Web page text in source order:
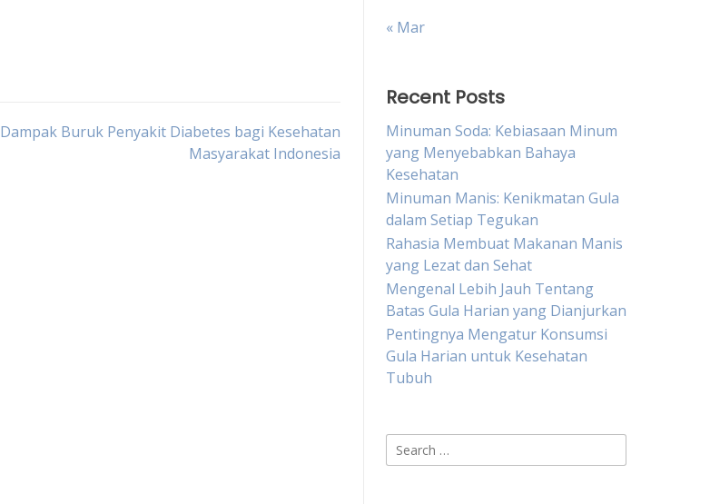
Dampak Buruk Penyakit Diabetes bagi Kesehatan
Masyarakat Indonesia
« Mar
Recent Posts
Minuman Soda: Kebiasaan Minum
yang Menyebabkan Bahaya
Kesehatan
Minuman Manis: Kenikmatan Gula
dalam Setiap Tegukan
Rahasia Membuat Makanan Manis
yang Lezat dan Sehat
Mengenal Lebih Jauh Tentang
Batas Gula Harian yang Dianjurkan
Pentingnya Mengatur Konsumsi
Gula Harian untuk Kesehatan
Tubuh
Search
for: